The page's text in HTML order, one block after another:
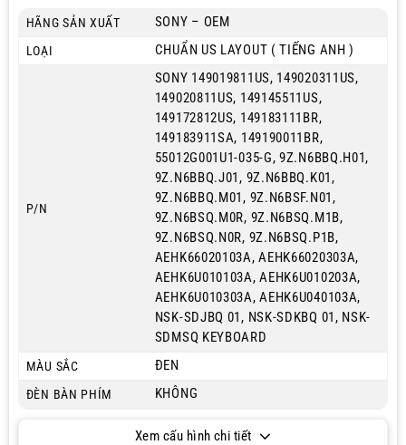
HÃNG SẢN XUẤT SONY – OEM
LOẠI CHUẨN US LAYOUT ( TIẾNG ANH )
P/N
SONY 149019811US, 149020311US,
149020811US, 149145511US,
149172812US, 149183111BR,
149183911SA, 149190011BR,
55012G001U1-035-G, 9Z.N6BBQ.H01,
9Z.N6BBQ.J01, 9Z.N6BBQ.K01,
9Z.N6BBQ.M01, 9Z.N6BSF.N01,
9Z.N6BSQ.M0R, 9Z.N6BSQ.M1B,
9Z.N6BSQ.N0R, 9Z.N6BSQ.P1B,
AEHK66020103A, AEHK66020303A,
AEHK6U010103A, AEHK6U010203A,
AEHK6U010303A, AEHK6U040103A,
NSK-SDJBQ 01, NSK-SDKBQ 01, NSK-
SDMSQ KEYBOARD
MÀU SẮC ĐEN
ĐÈN BÀN PHÍM KHÔNG
Xem cấu hình chi tiết